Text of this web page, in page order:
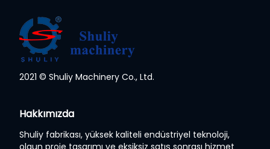
2021 © Shuliy Machinery Co., Ltd.
Hakkımızda
Shuliy fabrikası, yüksek kaliteli endüstriyel teknoloji,